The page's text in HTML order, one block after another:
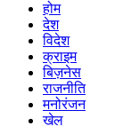
होम
देश
विदेश
क्राइम
बिज़नेस
राजनीति
मनोरंजन
खेल